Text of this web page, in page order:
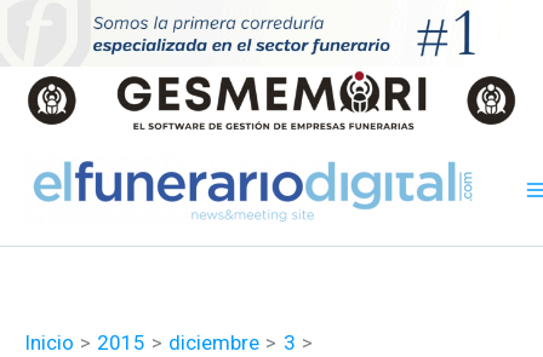
contenido
Inicio 2015 diciembre
3